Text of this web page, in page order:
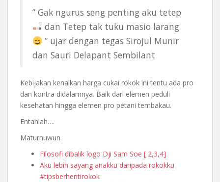
” Gak ngurus seng penting aku tetep
dan Tetep tak tuku masio larang
” ujar dengan tegas Sirojul Munir
dan Sauri Delapant Sembilant
Kebijakan kenaikan harga cukai rokok ini tentu ada pro
dan kontra didalamnya. Baik dari elemen peduli
kesehatan hingga elemen pro petani tembakau.
Entahlah….
Maturnuwun
Filosofi dibalik logo Dji Sam Soe [ 2,3,4]
Aku lebih sayang anakku daripada rokokku
#tipsberhentirokok